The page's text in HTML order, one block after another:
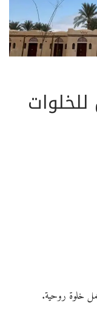
خلوة روحية.